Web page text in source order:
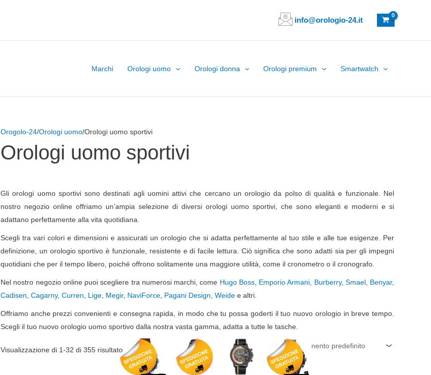
info@orologio-24.it
Marchi Orologi uomo Orologi donna Orologi premium Smartwatch
Orogolo-24/Orologi uomo/Orologi uomo sportivi
Orologi uomo sportivi
Gli orologi uomo sportivi sono destinati agli uomini attivi che cercano un orologio da polso di qualità e funzionale. Nel
nostro negozio online offriamo un’ampia selezione di diversi orologi uomo sportivi, che sono eleganti e moderni e si
adattano perfettamente alla vita quotidiana.
Scegli tra vari colori e dimensioni e assicurati un orologio che si adatta perfettamente al tuo stile e alle tue esigenze. Per
definizione, un orologio sportivo è funzionale, resistente e di facile lettura. Ciò significa che sono adatti sia per gli impegni
quotidiani che per il tempo libero, poiché offrono solitamente una maggiore utilità, come il cronometro o il cronografo.
Nel nostro negozio online puoi scegliere tra numerosi marchi, come Hugo Boss, Emporio Armani, Burberry, Smael, Benyar,
Cadisen Cagarny, Curren Lige Megir, NaviForce Pagani Design Weide e altri.
Offriamo anche prezzi convenienti e consegna rapida, in modo che tu possa goderti il tuo nuovo orologio in breve tempo.
Scegli il tuo nuovo orologio uomo sportivo dalla nostra vasta gamma, adatta a tutte le tasche.
Visualizzazione di 1-32 di 355 risultato